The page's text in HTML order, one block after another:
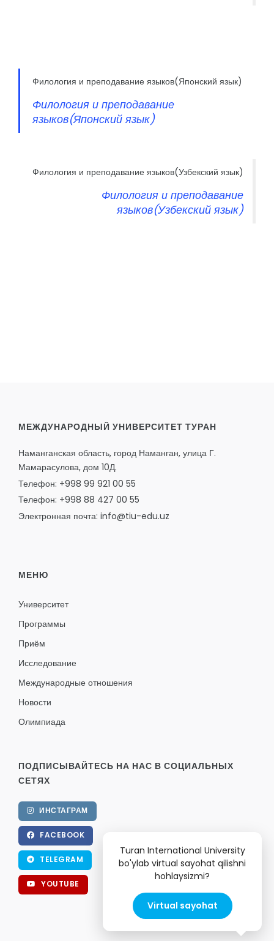
Филология и преподавание языков(Японский язык)
Филология и преподавание
языков(Японский язык)
Филология и преподавание языков(Узбекский язык)
Филология и преподавание
языков(Узбекский язык)
МЕЖДУНАРОДНЫЙ УНИВЕРСИТЕТ ТУРАН
Наманганская область, город Наманган, улица Г.
Мамарасулова, дом 10Д.
Телефон: +998 99 921 00 55
Телефон: +998 88 427 00 55
Электронная почта: info@tiu-edu.uz
МЕНЮ
Университет
Программы
Приём
Исследование
Международные отношения
Новости
Олимпиада
ПОДПИСЫВАЙТЕСЬ НА НАС В СОЦИАЛЬНЫХ
СЕТЯХ
ИНСТАГРАМ
FACEBOOK
TELEGRAM
YOUTUBE
Turan International University
bo'ylab virtual sayohat qilishni
hohlaysizmi?
Virtual sayohat